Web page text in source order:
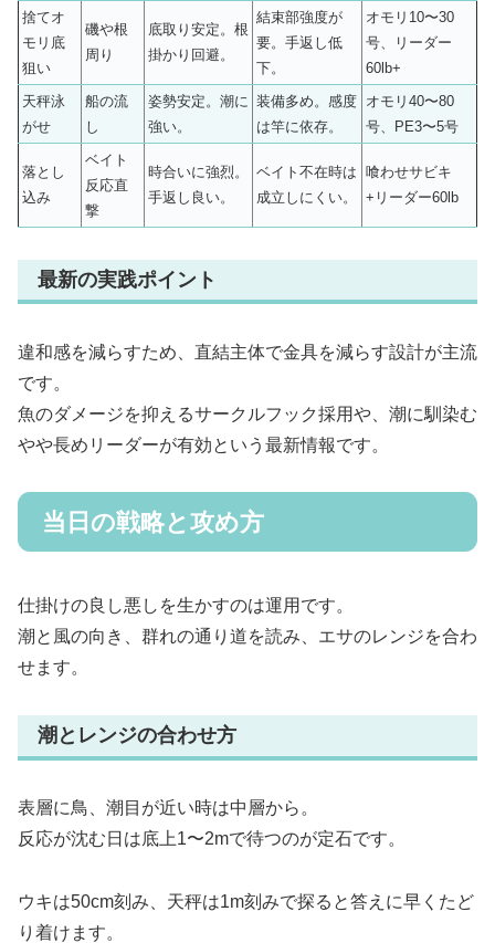
捨てオ
モリ底
狙い
磯や根
周り
底取り安定。根
掛かり回避。
結束部強度が
要。手返し低
下。
オモリ10〜30
号、リーダー
60lb+
天秤泳
がせ
船の流
し
姿勢安定。潮に
強い。
装備多め。感度
は竿に依存。
オモリ40〜80
号、PE3〜5号
落とし
込み
ベイト
反応直
撃
時合いに強烈。
手返し良い。
ベイト不在時は
成立しにくい。
喰わせサビキ
+リーダー60lb
最新の実践ポイント
違和感を減らすため、直結主体で金具を減らす設計が主流
です。
魚のダメージを抑えるサークルフック採用や、潮に馴染む
やや長めリーダーが有効という最新情報です。
当日の戦略と攻め方
仕掛けの良し悪しを生かすのは運用です。
潮と風の向き、群れの通り道を読み、エサのレンジを合わ
せます。
潮とレンジの合わせ方
表層に鳥、潮目が近い時は中層から。
反応が沈む日は底上1〜2mで待つのが定石です。
ウキは50cm刻み、天秤は1m刻みで探ると答えに早くたど
り着けます。